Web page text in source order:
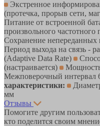
Экстренное
(протечка, прорыв сети,
Питание от встроенной
произвольного
Сохранение непереданных
Период выхода на связь -
(Adaptive Data Rate)
(настраивается)
Межповерочный интервал
характеристики:
мм
Отзывы
Помогите другим
кто поделится своим